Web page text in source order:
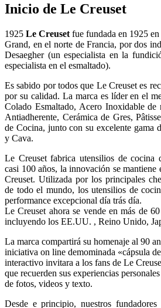
Inicio de Le Creuset
1925 Le Creuset fue fundada en 1925
Grand, en el norte de Francia, por dos
Desaegher (un especialista en la
especialista en el esmaltado).
Es sabido por todos que Le Creuset es
por su calidad. La marca es líder en el
Colado Esmaltado, Acero Inoxidable
Antiadherente, Cerámica de Gres,
de Cocina, junto con su excelente gama
y Cava.
Le Creuset fabrica utensilios de cocina
casi 100 años, la innovación se
Creuset. Utilizada por los principales
de todo el mundo, los utensilios de
performance excepcional día trás día.
Le Creuset ahora se vende en más de
incluyendo los EE.UU. , Reino Unido,
La marca compartirá su homenaje al 90
iniciativa on line demominada «cápsula
interactivo invitara a los fans de Le
que recuerden sus experiencias
de fotos, videos y texto.
Desde e principio, nuestros